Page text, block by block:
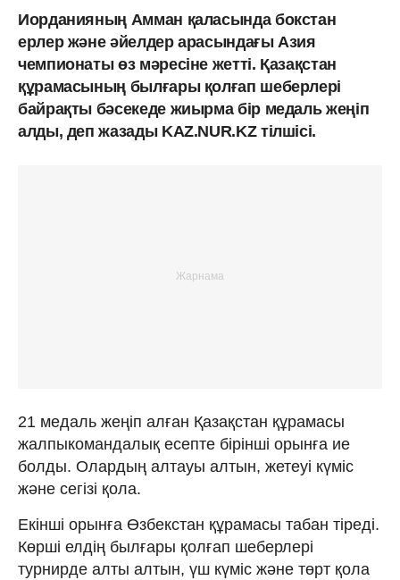
Иорданияның Амман қаласында бокстан
ерлер және әйелдер арасындағы Азия
чемпионаты өз мәресіне жетті. Қазақстан
құрамасының былғары қолғап шеберлері
байрақты бәсекеде жиырма бір медаль жеңіп
алды, деп жазады KAZ.NUR.KZ тілшісі.
21 медаль жеңіп алған Қазақстан құрамасы
жалпыкомандалық есепте бірінші орынға ие
болды. Олардың алтауы алтын, жетеуі күміс
және сегізі қола.
Екінші орынға Өзбекстан құрамасы табан тіреді.
Көрші елдің былғары қолғап шеберлері
турнирде алты алтын, үш күміс және төрт қола